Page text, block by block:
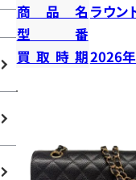
商品名 ラウン
型番
買取時期2026